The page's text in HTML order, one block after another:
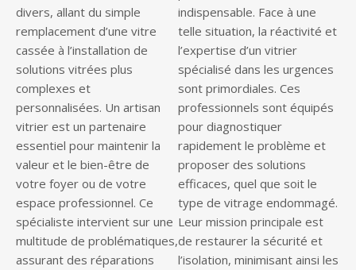
divers, allant du simple
remplacement d’une vitre
cassée à l’installation de
solutions vitrées plus
complexes et
personnalisées. Un artisan
vitrier est un partenaire
essentiel pour maintenir la
valeur et le bien-être de
votre foyer ou de votre
espace professionnel. Ce
spécialiste intervient sur une
multitude de problématiques,
assurant des réparations
indispensable. Face à une
telle situation, la réactivité et
l’expertise d’un vitrier
spécialisé dans les urgences
sont primordiales. Ces
professionnels sont équipés
pour diagnostiquer
rapidement le problème et
proposer des solutions
efficaces, quel que soit le
type de vitrage endommagé.
Leur mission principale est
de restaurer la sécurité et
l’isolation, minimisant ainsi les